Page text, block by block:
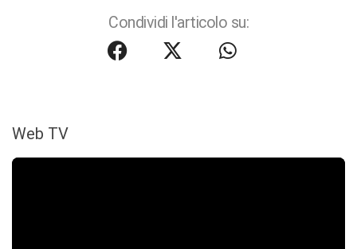
Condividi l'articolo su:
Web TV